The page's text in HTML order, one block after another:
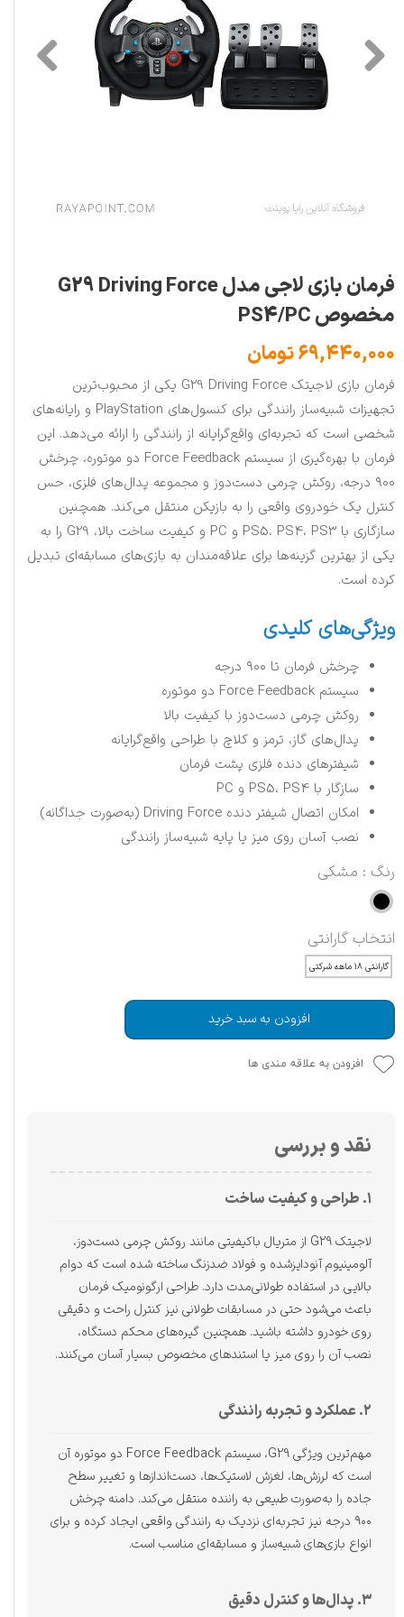
فرمان بازی لاجی مدل G29 Driving Force
مخصوص PS4/PC
۶۹,۴۴۰,۰۰۰ تومان
فرمان بازی لاجیتک G29 Driving Force یکی از محبوب‌ترین
تجهیزات شبیه‌ساز رانندگی برای کنسول‌های PlayStation و رایانه‌های
شخصی است که تجربه‌ای واقع‌گرایانه از رانندگی را ارائه می‌دهد. این
فرمان با بهره‌گیری از سیستم Force Feedback دو موتوره، چرخش
۹۰۰ درجه، روکش چرمی دست‌دوز و مجموعه پدال‌های فلزی، حس
کنترل یک خودروی واقعی را به بازیکن منتقل می‌کند. همچنین
سازگاری با PS5، PS4، PS3 و PC و کیفیت ساخت بالا، G29 را به
یکی از بهترین گزینه‌ها برای علاقه‌مندان به بازی‌های مسابقه‌ای تبدیل
کرده است.
ویژگی‌های کلیدی
چرخش فرمان تا ۹۰۰ درجه
سیستم Force Feedback دو موتوره
روکش چرمی دست‌دوز با کیفیت بالا
پدال‌های گاز، ترمز و کلاچ با طراحی واقع‌گرایانه
شیفترهای دنده فلزی پشت فرمان
سازگار با PS5، PS4 و PC
امکان اتصال شیفتر دنده Driving Force (به‌صورت جداگانه)
نصب آسان روی میز یا پایه شبیه‌ساز رانندگی
رنگ : مشکی
انتخاب گارانتی
گارانتی ۱۸ ماهه شرکتی
افزودن به سبد خرید
افزودن به علاقه مندی ها
نقد و بررسی
۱. طراحی و کیفیت ساخت
لاجیتک G29 از متریال باکیفیتی مانند روکش چرمی دست‌دوز،
آلومینیوم آنودایزشده و فولاد ضدزنگ ساخته شده است که دوام
بالایی در استفاده طولانی‌مدت دارد. طراحی ارگونومیک فرمان
باعث می‌شود حتی در مسابقات طولانی نیز کنترل راحت و دقیقی
روی خودرو داشته باشید. همچنین گیره‌های محکم دستگاه،
نصب آن را روی میز یا استندهای مخصوص بسیار آسان می‌کنند.
۲. عملکرد و تجربه رانندگی
مهم‌ترین ویژگی G29، سیستم Force Feedback دو موتوره آن
است که لرزش‌ها، لغزش لاستیک‌ها، دست‌اندازها و تغییر سطح
جاده را به‌صورت طبیعی به راننده منتقل می‌کند. دامنه چرخش
۹۰۰ درجه نیز تجربه‌ای نزدیک به رانندگی واقعی ایجاد کرده و برای
انواع بازی‌های شبیه‌ساز و مسابقه‌ای مناسب است.
۳. پدال‌ها و کنترل دقیق